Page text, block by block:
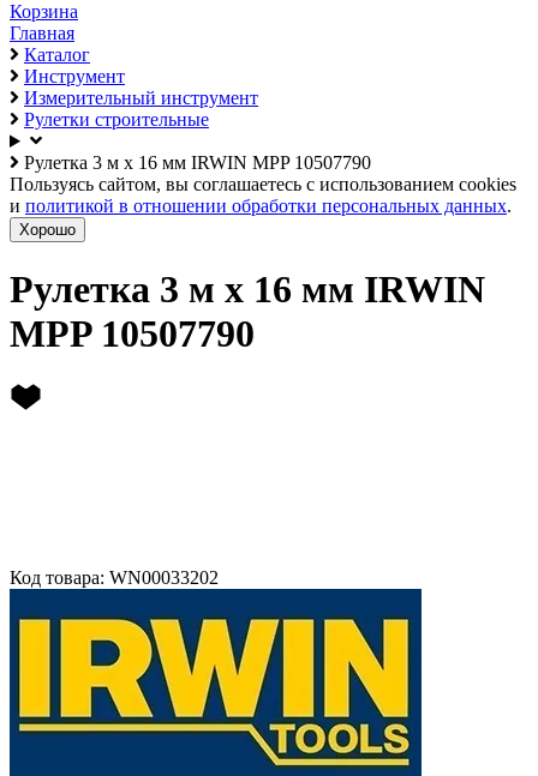
Корзина
Главная
Каталог
Инструмент
Измерительный инструмент
Рулетки строительные
Рулетка 3 м х 16 мм IRWIN MPP 10507790
Пользуясь сайтом, вы соглашаетесь с использованием cookies
и политикой в отношении обработки персональных данных.
Хорошо
Рулетка 3 м х 16 мм IRWIN
MPP 10507790
Код товара: WN00033202